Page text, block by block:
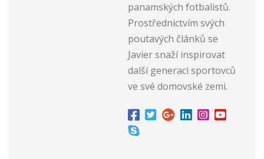
panamských fotbalistů.
Prostřednictvím svých
poutavých článků se
Javier snaží inspirovat
další generaci sportovců
ve své domovské zemi.